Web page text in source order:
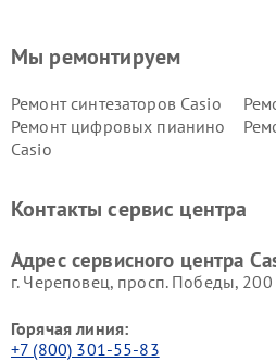
Мы ремонтируем
Ремонт синтезаторов Casio
Ремонт цифровых пианино
Casio
Контакты сервис центра
Адрес сервисного центра
г. Череповец, просп. Победы, 200
Горячая линия:
+7 (800) 301-55-83